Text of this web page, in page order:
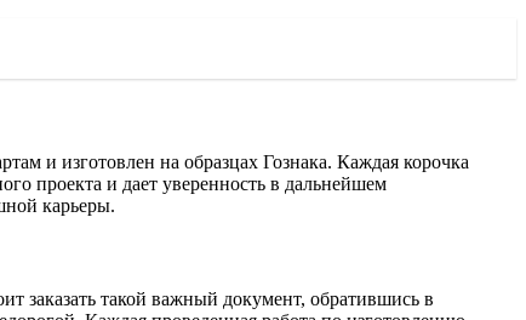
и изготовлен на образцах Гознака. Каждая корочка
проекта и дает уверенность в дальнейшем
карьеры.
заказать такой важный документ, обратившись в